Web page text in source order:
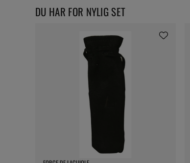
DU HAR FOR NYLIG SET